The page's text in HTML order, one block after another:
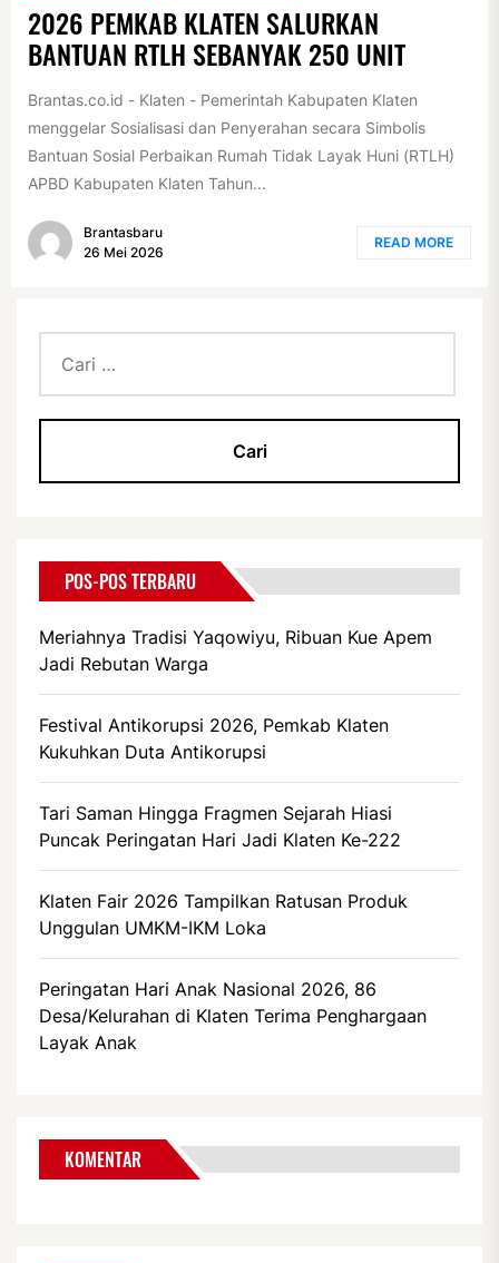
2026 PEMKAB KLATEN SALURKAN
BANTUAN RTLH SEBANYAK 250 UNIT
Brantas.co.id - Klaten - Pemerintah Kabupaten Klaten
menggelar Sosialisasi dan Penyerahan secara Simbolis
Bantuan Sosial Perbaikan Rumah Tidak Layak Huni (RTLH)
APBD Kabupaten Klaten Tahun...
Brantasbaru
26 Mei 2026
READ MORE
untuk:
POS-POS TERBARU
Meriahnya Tradisi Yaqowiyu, Ribuan Kue Apem
Jadi Rebutan Warga
Festival Antikorupsi 2026, Pemkab Klaten
Kukuhkan Duta Antikorupsi
Tari Saman Hingga Fragmen Sejarah Hiasi
Puncak Peringatan Hari Jadi Klaten Ke-222
Klaten Fair 2026 Tampilkan Ratusan Produk
Unggulan UMKM-IKM Loka
Peringatan Hari Anak Nasional 2026, 86
Desa/Kelurahan di Klaten Terima Penghargaan
Layak Anak
KOMENTAR